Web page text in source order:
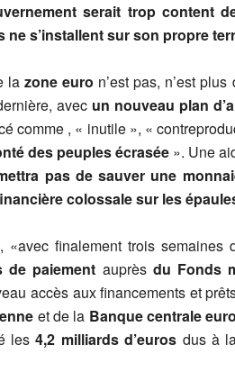
serait trop content
ne s’installent sur son propre
lazone euro n’est pas, n’est
avec un nouveau plan
comme , « inutile », «
des peuples écrasée ». Une
pas de sauver une
colossale sur les
, «avec finalement trois semaines
de paiement auprès du Fonds
accès aux financements et
et de la Banque centrale
les4,2 milliards d’euros dus à